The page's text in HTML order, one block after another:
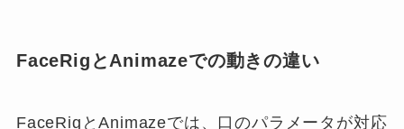
FaceRigとAnimazeでの動きの違い
FaceRigとAnimazeでは、口のパラメータが対応